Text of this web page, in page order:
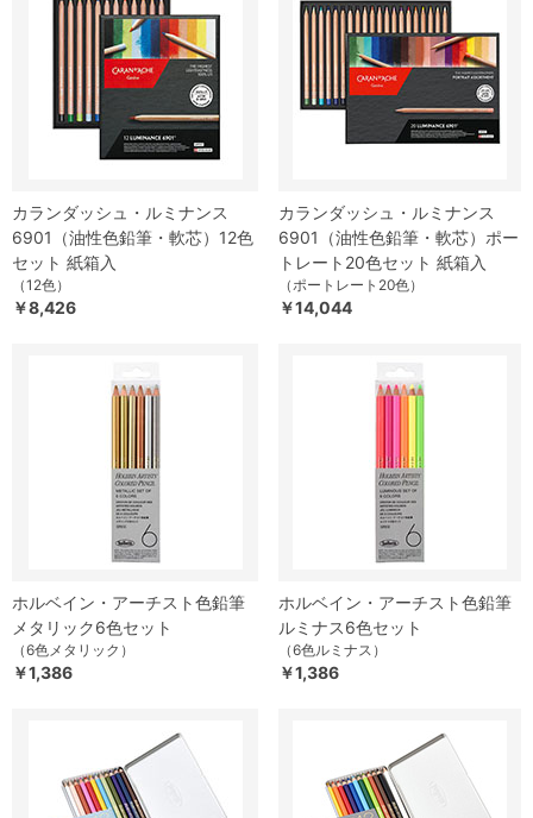
カランダッシュ・ルミナンス
6901（油性色鉛筆・軟芯）12色
セット 紙箱入
（12色）
￥8,426
カランダッシュ・ルミナンス
6901（油性色鉛筆・軟芯）ポー
トレート20色セット 紙箱入
（ポートレート20色）
￥14,044
ホルベイン・アーチスト色鉛筆
メタリック6色セット
（6色メタリック）
￥1,386
ホルベイン・アーチスト色鉛筆
ルミナス6色セット
（6色ルミナス）
￥1,386